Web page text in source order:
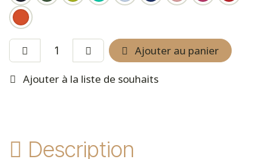
Ajouter au panier
Ajouter à la liste de souhaits
Description